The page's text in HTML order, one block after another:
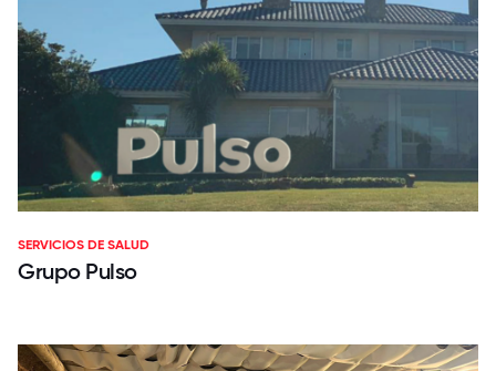
SERVICIOS DE SALUD
Grupo Pulso